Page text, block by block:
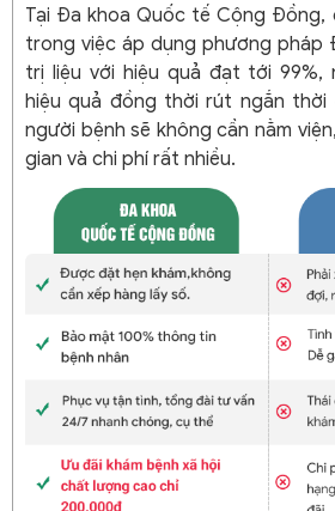
Tại Đa khoa Quốc tế Cộng Đồng,
trong việc áp dụng phương pháp
trị liệu với hiệu quả đạt tới 99%,
hiệu quả đồng thời rút ngắn thời
người bệnh sẽ không cần nằm
gian và chi phí rất nhiều.